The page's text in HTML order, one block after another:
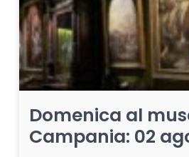
Domenica al
Campania: 02